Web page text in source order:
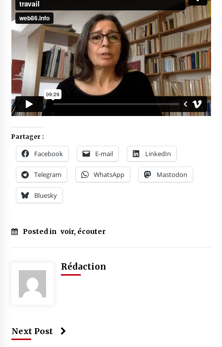
Partager :
Facebook E-mail LinkedIn
Telegram WhatsApp Mastodon
Bluesky
Posted in voir, écouter
Rédaction
Next Post